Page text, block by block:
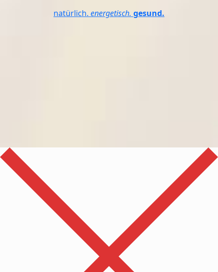
natürlich. energetisch. gesund.